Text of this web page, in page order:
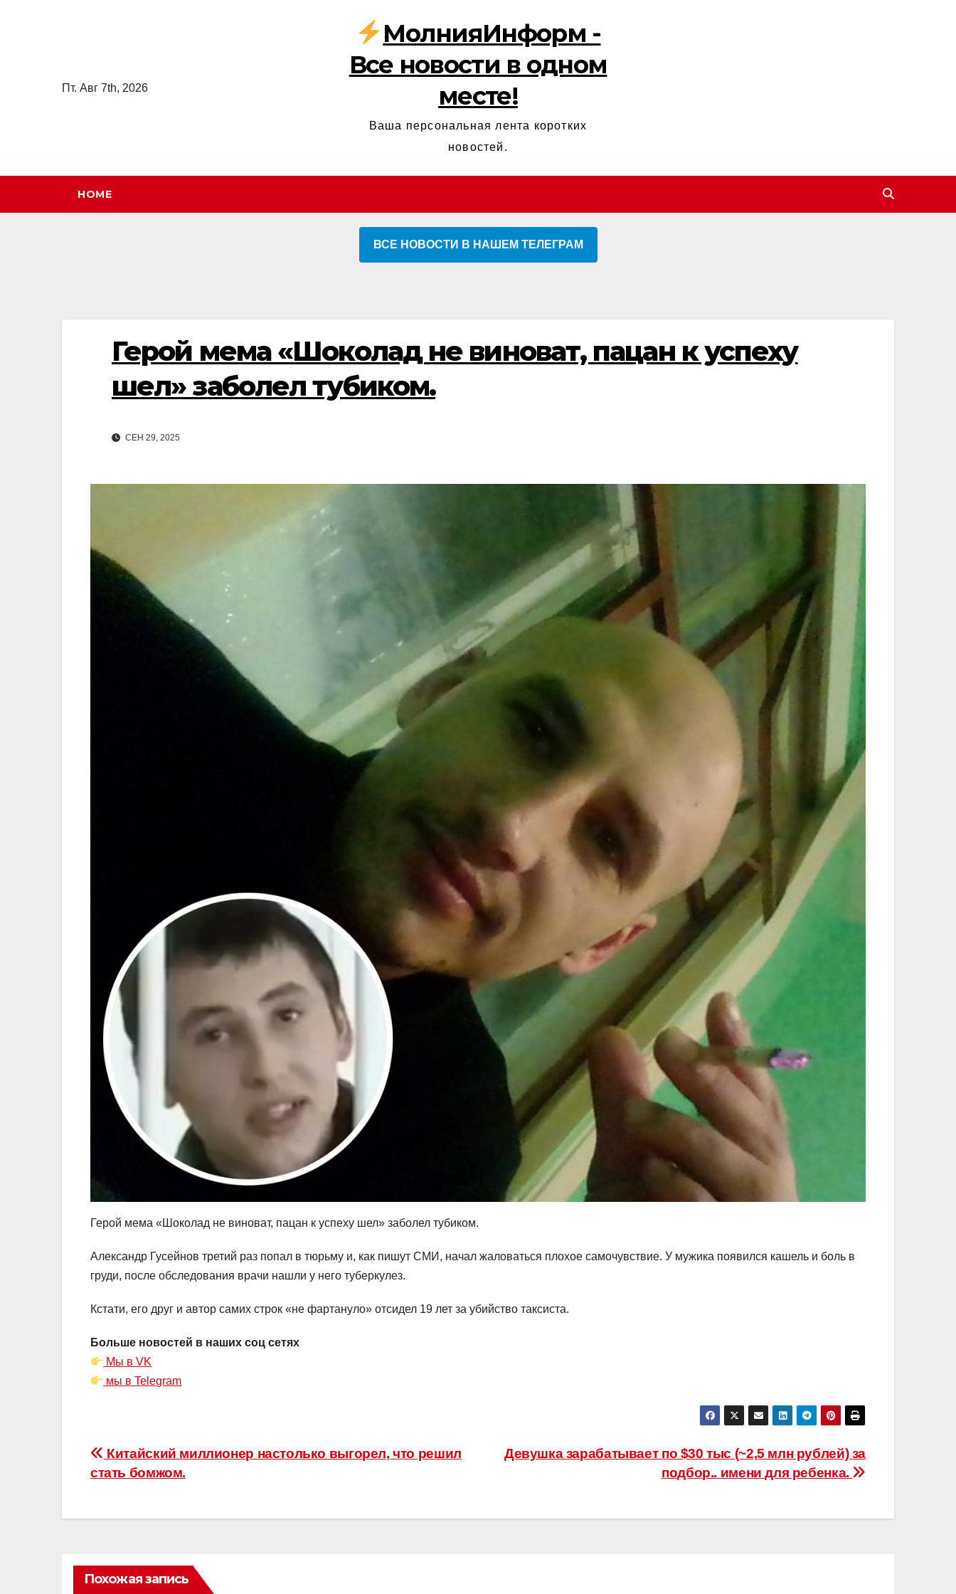
Пт. Авг 7th, 2026
МолнияИнформ -
Все новости в одном
месте!
Ваша персональная лента коротких
новостей.
HOME
ВСЕ НОВОСТИ В НАШЕМ ТЕЛЕГРАМ
Герой мема «Шоколад не виноват, пацан к успеху
шел» заболел тубиком.
СЕН 29, 2025
Герой мема «Шоколад не виноват, пацан к успеху шел» заболел тубиком.
Александр Гусейнов третий раз попал в тюрьму и, как пишут СМИ, начал жаловаться плохое самочувствие. У мужика появился кашель и боль в
груди, после обследования врачи нашли у него туберкулез.
Кстати, его друг и автор самих строк «не фартануло» отсидел 19 лет за убийство таксиста.
Больше новостей в наших соц сетях
Мы в VK
мы в Telegram
Навигация
по
записям
Девушка зарабатывает по $30 тыс (~2,5 млн рублей) за
подбор.. имени для ребенка.
Китайский миллионер настолько выгорел, что решил
стать бомжом.
Похожая запись